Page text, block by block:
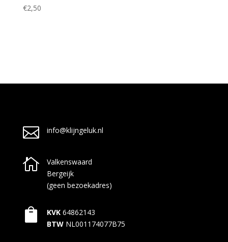
€2,50
 info@klijngeluk.nl

Valkenswaard
Bergeijk
(geen bezoekadres)
 KVK 64862143
BTW NL001174077B75